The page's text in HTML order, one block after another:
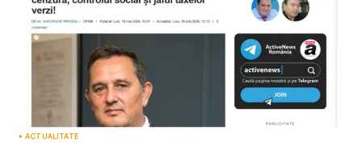
ACTUALITATE